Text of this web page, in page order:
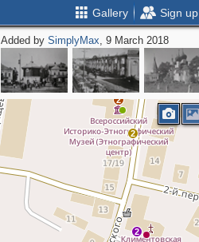
Gallery Sign up
Added bySimplyMax, 9 March 2018
2
2
2